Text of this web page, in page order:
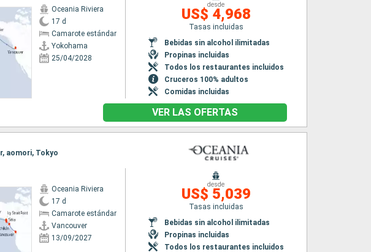
Oceania Riviera
17 d
Camarote estándar
Yokohama
25/04/2028
desde
US$ 4,968
Tasas incluidas
Bebidas sin alcohol ilimitadas
Propinas incluidas
Todos los restaurantes incluidos
Cruceros 100% adultos
Comidas incluidas
VER LAS OFERTAS
aomori, Tokyo
Oceania Riviera
17 d
Camarote estándar
Vancouver
13/09/2027
desde
US$ 5,039
Tasas incluidas
Bebidas sin alcohol ilimitadas
Propinas incluidas
Todos los restaurantes incluidos